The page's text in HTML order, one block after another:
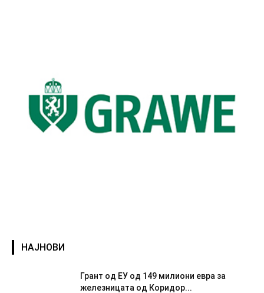
НАЈНОВИ
Грант од ЕУ од 149 милиони евра за
железницата од Коридор...